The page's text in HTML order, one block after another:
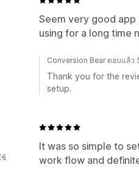
Seem very good
using for a long time
Conversion Bear ตอบแล้ว
Thank you for the
setup.
It was so simple to
work flow and
ช้